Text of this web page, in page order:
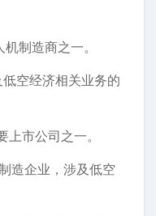
制造商之一。
空经济相关业务的
市公司之一。
造企业，涉及低空